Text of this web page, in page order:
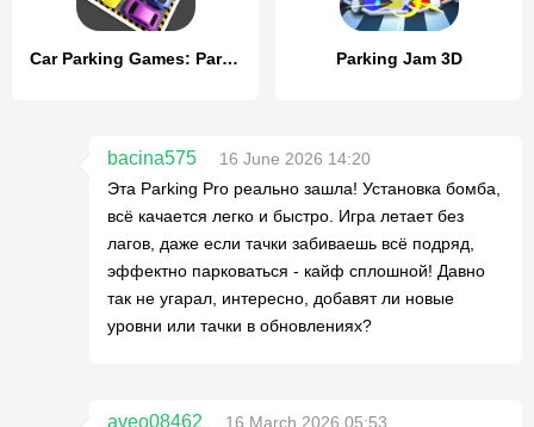
Car Parking Games: Parking Jam Parking Jam 3D
bacina575
16 June 2026 14:20
Эта Parking Pro реально зашла! Установка бомба,
всё качается легко и быстро. Игра летает без
лагов, даже если тачки забиваешь всё подряд,
эффектно парковаться - кайф сплошной! Давно
так не угарал, интересно, добавят ли новые
уровни или тачки в обновлениях?
aveo08462
16 March 2026 05:53